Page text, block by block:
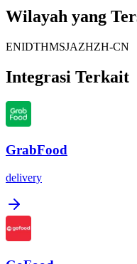
Wilayah yang
ENIDTHMSJAZHZH-CN
Integrasi Terkait
GrabFood
delivery